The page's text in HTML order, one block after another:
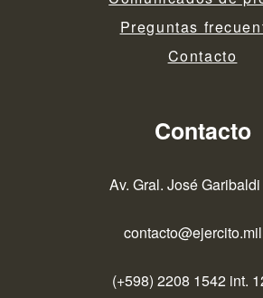
Preguntas
Contacto
Contacto
Av. Gral. José
(+598) 2208 1542 int.